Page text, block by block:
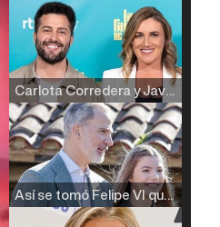
Carlota Corredera y Javier de Hoyos: "La tele tiene que representar al público también y aquí están todos los perfiles posibles&quo;
Así se tomó Felipe VI que la Infanta Sofía no quisiera recibir formación militar